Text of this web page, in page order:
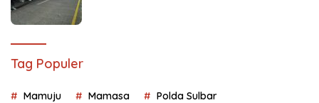
Tag Populer
Mamuju Mamasa Polda Sulbar